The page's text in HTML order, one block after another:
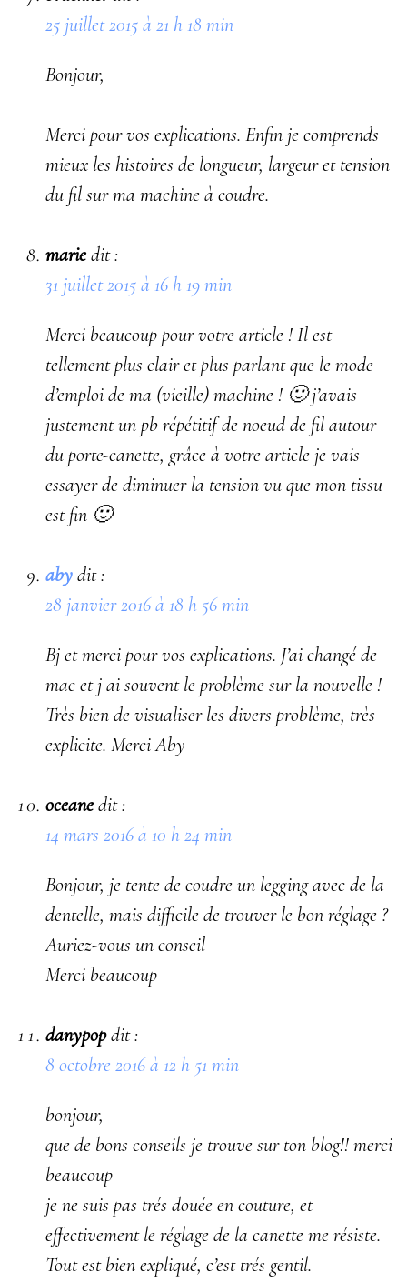
25 juillet 2015 à 21 h 18 min
Bonjour,
Merci pour vos explications. Enfin je comprends
mieux les histoires de longueur, largeur et tension
du fil sur ma machine à coudre.
mariedit :
31 juillet 2015 à 16 h 19 min
Merci beaucoup pour votre article ! Il est
tellement plus clair et plus parlant que le mode
d’emploi de ma (vieille) machine ! 🙂 j’avais
justement un pb répétitif de noeud de fil autour
du porte-canette, grâce à votre article je vais
essayer de diminuer la tension vu que mon tissu
est fin 🙂
abydit :
28 janvier 2016 à 18 h 56 min
Bj et merci pour vos explications. J’ai changé de
mac et j ai souvent le problème sur la nouvelle !
Très bien de visualiser les divers problème, très
explicite. Merci Aby
oceanedit :
14 mars 2016 à 10 h 24 min
Bonjour, je tente de coudre un legging avec de la
dentelle, mais difficile de trouver le bon réglage ?
Auriez-vous un conseil
Merci beaucoup
danypopdit :
8 octobre 2016 à 12 h 51 min
bonjour,
que de bons conseils je trouve sur ton blog!! merci
beaucoup
je ne suis pas trés douée en couture, et
effectivement le réglage de la canette me résiste.
Tout est bien expliqué, c’est trés gentil.